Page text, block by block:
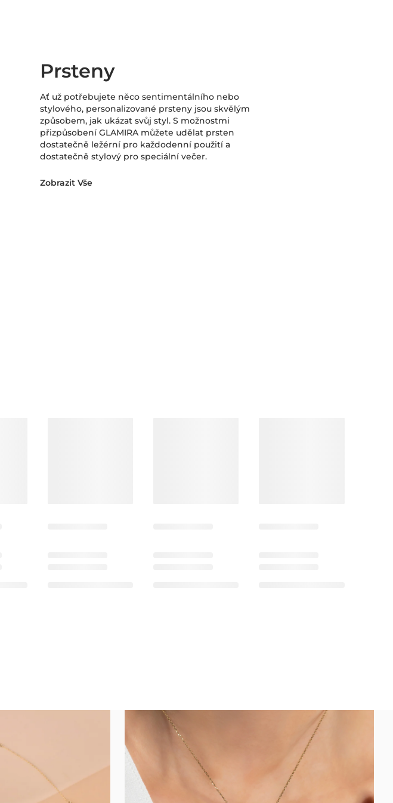
Prsteny
Ať už potřebujete něco sentimentálního nebo
stylového, personalizované prsteny jsou skvělým
způsobem, jak ukázat svůj styl. S možnostmi
přizpůsobení GLAMIRA můžete udělat prsten
dostatečně ležérní pro každodenní použití a
dostatečně stylový pro speciální večer.
Zobrazit Vše